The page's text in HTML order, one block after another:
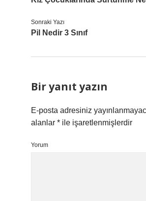
Sonraki Yazı
Pil Nedir 3 Sınıf
Bir yanıt yazın
E-posta adresiniz
alanlar * ile işaretlenmişlerdir
Yorum